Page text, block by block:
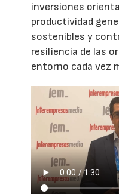
inversiones
productividad
sostenibles y
resiliencia de las
entorno cada vez